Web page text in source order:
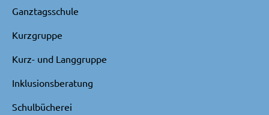
Ganztagsschule
Kurzgruppe
Kurz- und Langgruppe
Inklusionsberatung
Schulbücherei